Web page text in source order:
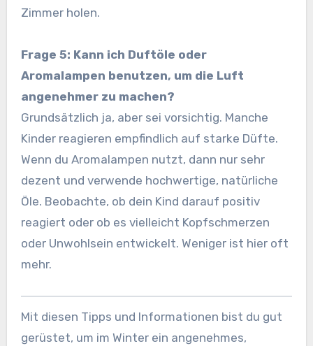
Zimmer holen.
Frage 5: Kann ich Duftöle oder
Aromalampen benutzen, um die Luft
angenehmer zu machen?
Grundsätzlich ja, aber sei vorsichtig. Manche
Kinder reagieren empfindlich auf starke Düfte.
Wenn du Aromalampen nutzt, dann nur sehr
dezent und verwende hochwertige, natürliche
Öle. Beobachte, ob dein Kind darauf positiv
reagiert oder ob es vielleicht Kopfschmerzen
oder Unwohlsein entwickelt. Weniger ist hier oft
mehr.
Mit diesen Tipps und Informationen bist du gut
gerüstet, um im Winter ein angenehmes,